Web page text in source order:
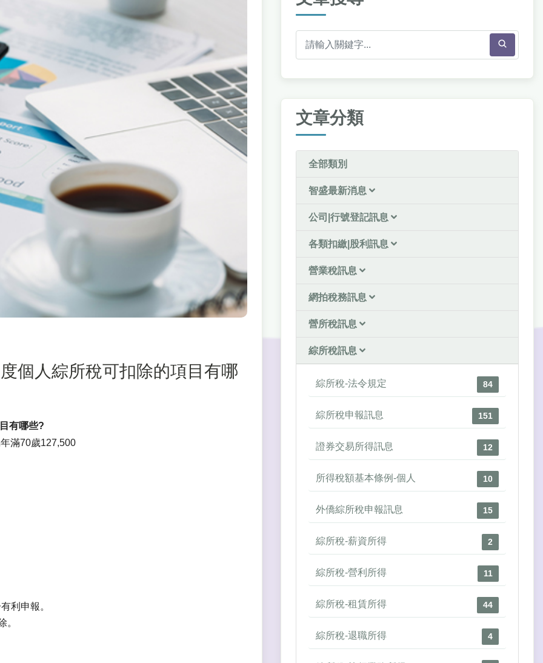
個人綜所稅可扣除的項目有哪
有哪些?
滿70歲127,500
利申報。
。
文章分類
全部類別
智盛最新消息
公司|行號登記訊息
各類扣繳|股利訊息
營業稅訊息
網拍稅務訊息
營所稅訊息
綜所稅訊息
綜所稅-法令規定 84
綜所稅申報訊息 151
證券交易所得訊息 12
所得稅額基本條例-個人 10
外僑綜所稅申報訊息 15
綜所稅-薪資所得 2
綜所稅-營利所得 11
綜所稅-租賃所得 44
綜所稅-退職所得 4